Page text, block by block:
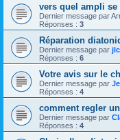
vers quel ampli
Dernier message par
Réponses : 3
Réparation
Dernier message par
Réponses : 6
Votre avis sur le
Dernier message par
Réponses : 4
comment regler
Dernier message par
Réponses : 4